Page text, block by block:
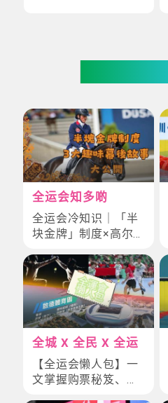
全运会知多啲
全运会冷知识｜「半
块金牌」制度×高尔
大趣味幕后故事大公
开
全城 X 全民 X 全运
【全运会懒人包】一
文掌握购票秘笈、跨